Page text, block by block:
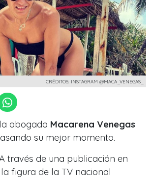
CRÉDITOS: INSTAGRAM @MACA_VENEGAS_
abogada Macarena Venegas
su mejor momento.
través de una publicación en
figura de la TV nacional